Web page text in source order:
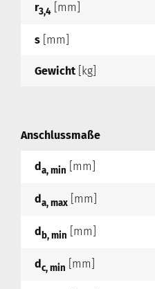
r3,4 [mm]
s [mm]
Gewicht [kg]
Anschlussmaße
da, min [mm]
da, max [mm]
db, min [mm]
dc, min [mm]